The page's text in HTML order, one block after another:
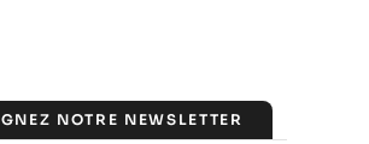
NOTRE NEWSLETTER